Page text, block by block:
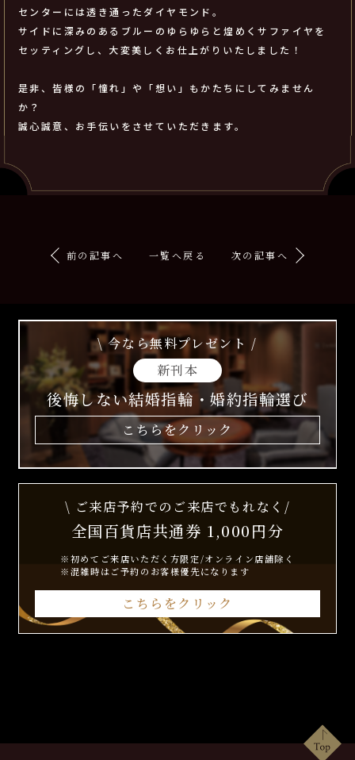
センターには透き通ったダイヤモンド。
サイドに深みのあるブルーのゆらゆらと煌めくサファイヤを
セッティングし、大変美しくお仕上がりいたしました！
是非、皆様の「憧れ」や「想い」もかたちにしてみません
か？
誠心誠意、お手伝いをさせていただきます。
前の記事へ 一覧へ戻る 次の記事へ
\ 今なら無料プレゼント /
新刊本
後悔しない結婚指輪・婚約指輪選び
こちらをクリック
\ ご来店予約でのご来店でもれなく/
全国百貨店共通券 1,000円分
※初めてご来店いただく方限定/オンライン店舗除く
※混雑時はご予約のお客様優先になります
こちらをクリック